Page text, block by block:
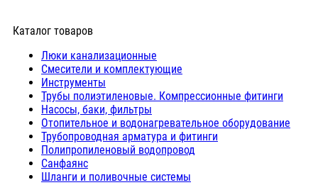
Каталог товаров
Люки канализационные
Cмесители и комплектующие
Инструменты
Трубы полиэтиленовые. Компрессионные фитинги
Насосы, баки, фильтры
Отопительное и водонагревательное оборудование
Трубопроводная арматура и фитинги
Полипропиленовый водопровод
Санфаянс
Шланги и поливочные системы